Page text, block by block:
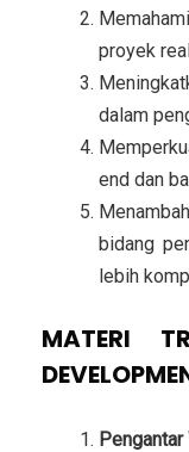
proyek
dalam
end dan
bidang
lebih
MATERI